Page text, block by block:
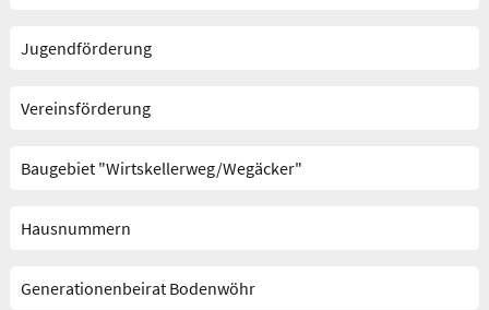
Jugendförderung
Vereinsförderung
Baugebiet "Wirtskellerweg/Wegäcker"
Hausnummern
Generationenbeirat Bodenwöhr